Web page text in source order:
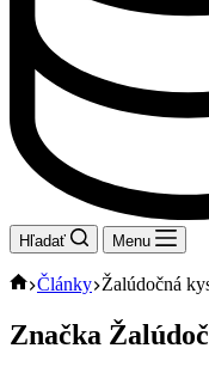
Hľadať Menu
Domov
Články Žalúdočná
Značka